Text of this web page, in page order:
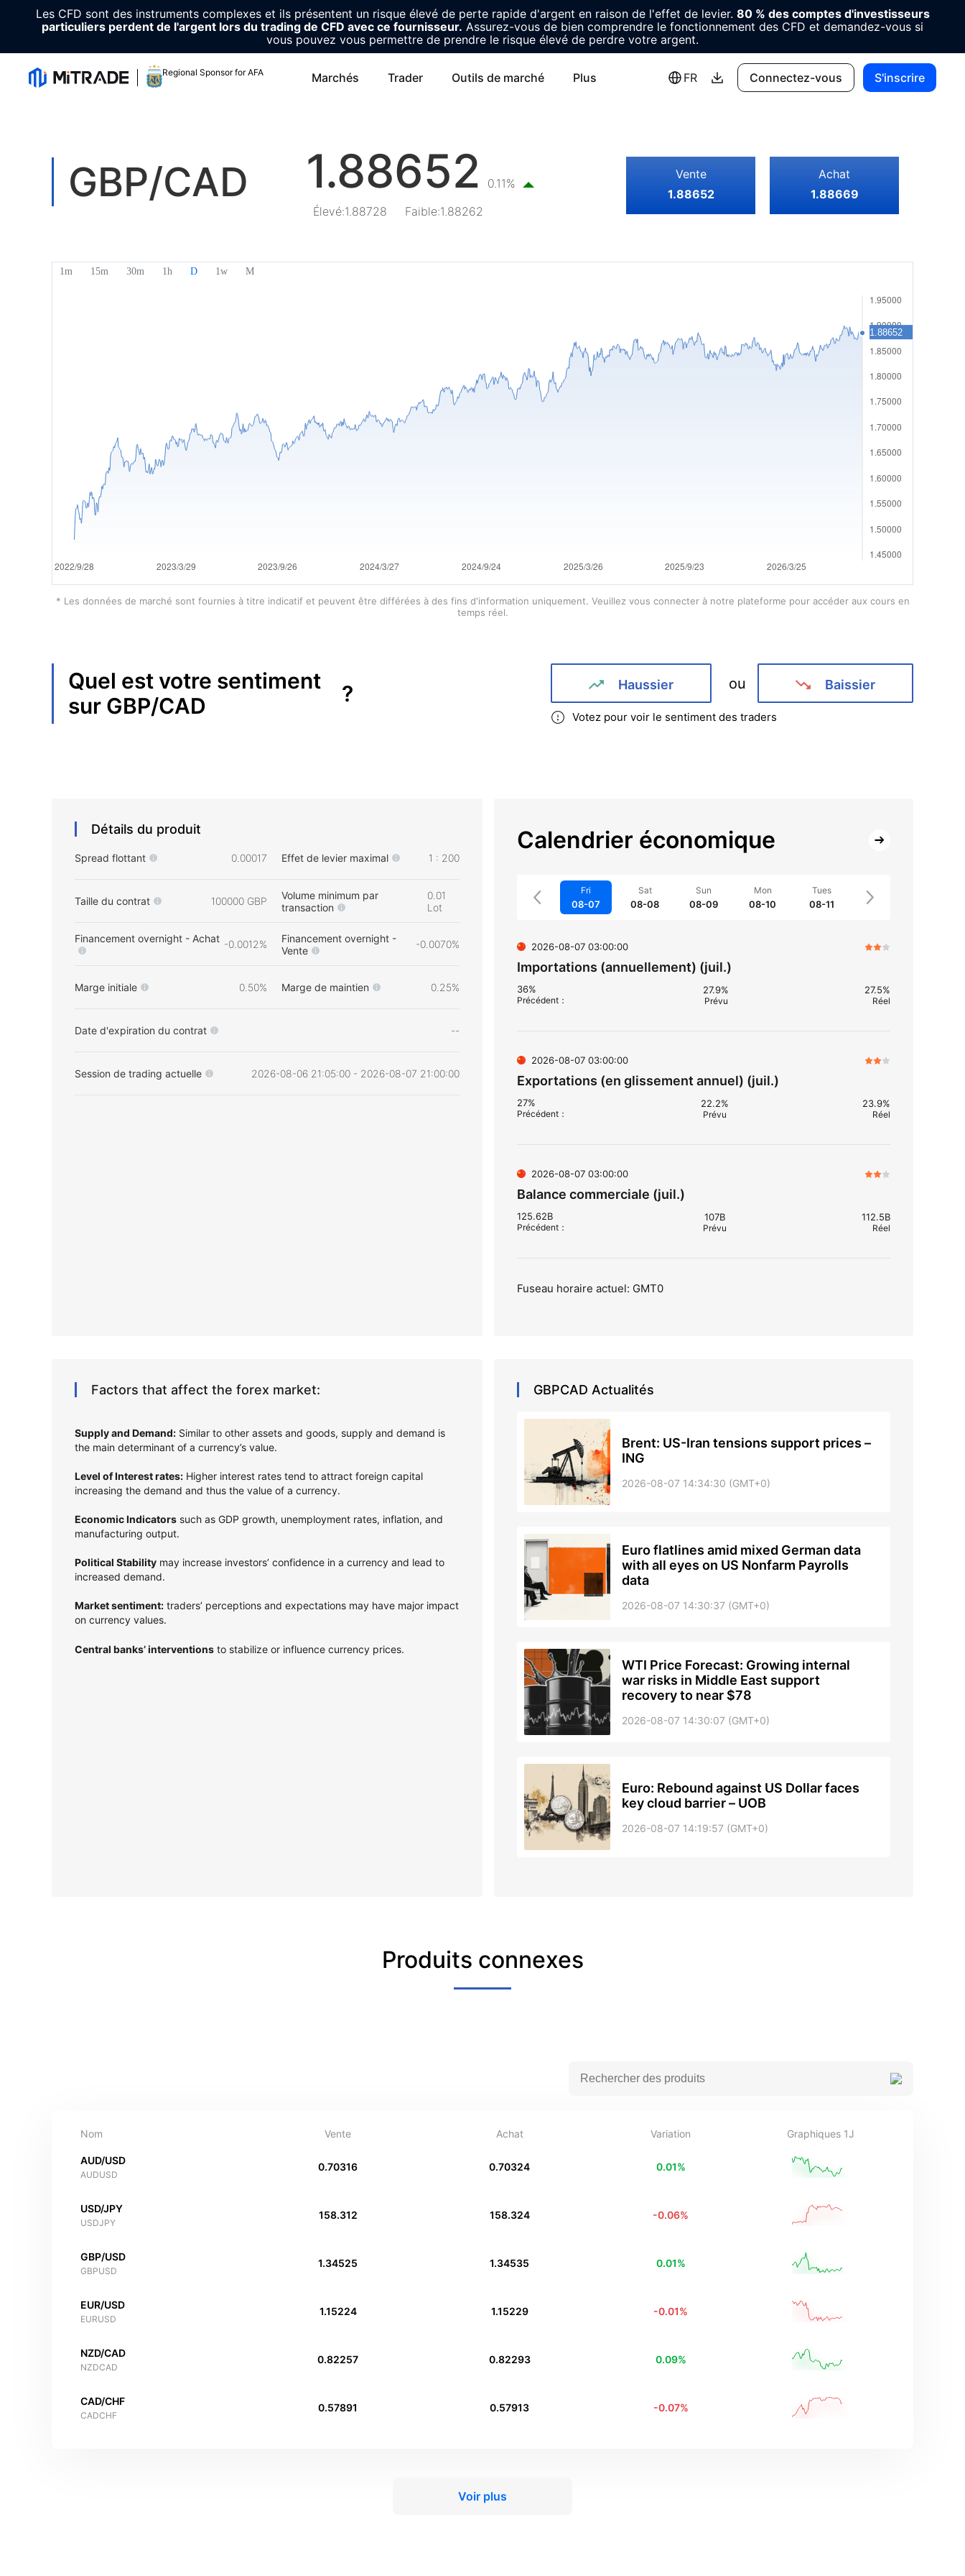
Les CFD sont des instruments complexes et ils présentent un risque élevé de perte rapide d'argent en raison de l'effet de levier. 80 % des comptes d'investisseurs
particuliers perdent de l'argent lors du trading de CFD avec ce fournisseur. Assurez-vous de bien comprendre le fonctionnement des CFD et demandez-vous si
vous pouvez vous permettre de prendre le risque élevé de perdre votre argent.
Regional Sponsor for AFA Marchés Trader Outils de marché Plus FR Connectez-vous S'inscrire
GBP/CAD 1.88652
0.11%
Élevé:1.88728 Faible:1.88262
Vente
1.88652
Achat
1.88669
* Les données de marché sont fournies à titre indicatif et peuvent être différées à des fins d'information uniquement. Veuillez vous connecter à notre plateforme pour accéder aux cours en
temps réel.
Quel est votre sentiment
sur GBP/CAD ? Haussier ou Baissier
Votez pour voir le sentiment des traders
Détails du produit
Spread flottant 0.00017 Effet de levier maximal 1 : 200
Taille du contrat 100000 GBP
Volume minimum par
transaction
0.01
Lot
Financement overnight - Achat -0.0012%
Financement overnight -
Vente
-0.0070%
Marge initiale 0.50% Marge de maintien 0.25%
Date d'expiration du contrat --
Session de trading actuelle 2026-08-06 21:05:00 - 2026-08-07 21:00:00
Calendrier économique
Fri
08-07
Sat
08-08
Sun
08-09
Mon
08-10
Tues
08-11
2026-08-07 03:00:00
Importations (annuellement) (juil.)
36%
Précédent ：
27.9%
Prévu
27.5%
Réel
2026-08-07 03:00:00
Exportations (en glissement annuel) (juil.)
27%
Précédent ：
22.2%
Prévu
23.9%
Réel
2026-08-07 03:00:00
Balance commerciale (juil.)
125.62B
Précédent ：
107B
Prévu
112.5B
Réel
Fuseau horaire actuel: GMT0
Factors that affect the forex market:
Supply and Demand: Similar to other assets and goods, supply and demand is
the main determinant of a currency’s value.
Level of Interest rates: Higher interest rates tend to attract foreign capital
increasing the demand and thus the value of a currency.
Economic Indicators such as GDP growth, unemployment rates, inflation, and
manufacturing output.
Political Stability may increase investors’ confidence in a currency and lead to
increased demand.
Market sentiment: traders’ perceptions and expectations may have major impact
on currency values.
Central banks’ interventions to stabilize or influence currency prices.
GBPCAD Actualités
Brent: US-Iran tensions support prices –
ING
2026-08-07 14:34:30 (GMT+0)
Euro flatlines amid mixed German data
with all eyes on US Nonfarm Payrolls
data
2026-08-07 14:30:37 (GMT+0)
WTI Price Forecast: Growing internal
war risks in Middle East support
recovery to near $78
2026-08-07 14:30:07 (GMT+0)
Euro: Rebound against US Dollar faces
key cloud barrier – UOB
2026-08-07 14:19:57 (GMT+0)
Produits connexes
Nom Vente Achat Variation Graphiques 1J
AUD/USD
AUDUSD
0.70316 0.70324 0.01%
USD/JPY
USDJPY
158.312 158.324 -0.06%
GBP/USD
GBPUSD
1.34525 1.34535 0.01%
EUR/USD
EURUSD
1.15224 1.15229 -0.01%
NZD/CAD
NZDCAD
0.82257 0.82293 0.09%
CAD/CHF
CADCHF
0.57891 0.57913 -0.07%
Voir plus